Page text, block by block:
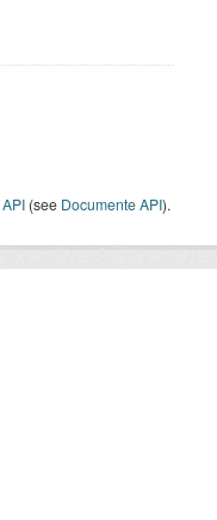
API (see Documente API).